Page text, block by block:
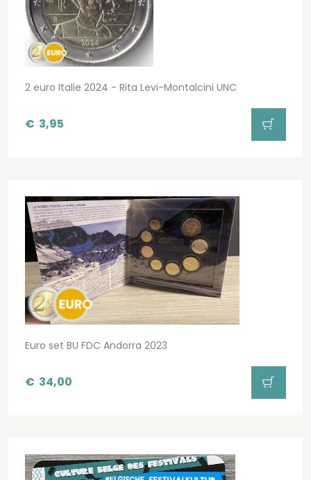
2 euro Italie 2024 - Rita Levi-Montalcini UNC
€ 3,95
Euro set BU FDC Andorra 2023
€ 34,00